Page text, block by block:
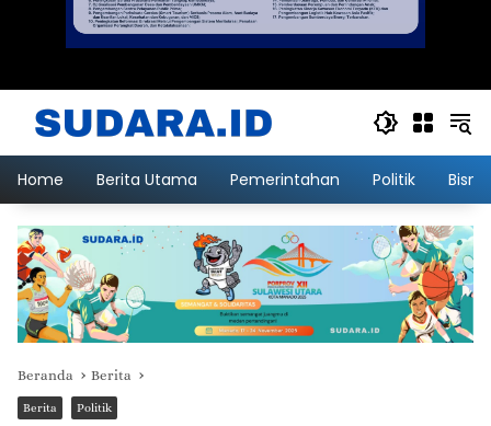
Home Berita Utama Pemerintahan Politik
Beranda Berita
Berita Politik